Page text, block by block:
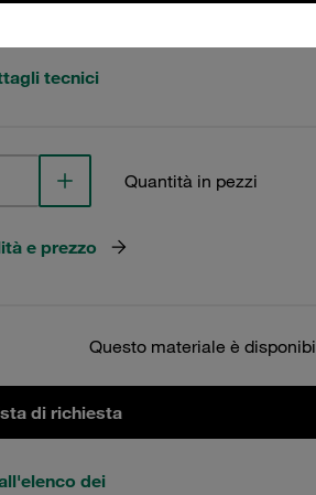
tecnici
Quantità in pezzi
e prezzo
Questo materiale è
di richiesta
dei